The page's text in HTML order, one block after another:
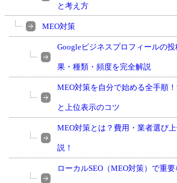
と考え方
MEO対策
Googleビジネスプロフィールの
果・種類・頻度を完全解説
MEO対策を自分で始める全手順
と上位表示のコツ
MEO対策とは？費用・業者選び
説！
ローカルSEO（MEO対策）で重